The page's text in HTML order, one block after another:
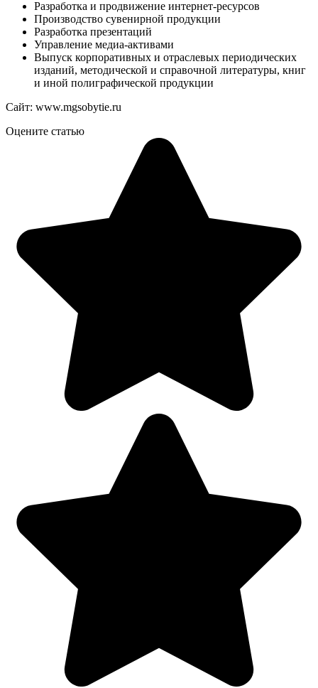
Разработка и продвижение интернет-ресурсов
Производство сувенирной продукции
Разработка презентаций
Управление медиа-активами
Выпуск корпоративных и отраслевых периодических
изданий, методической и справочной литературы, книг
и иной полиграфической продукции
Сайт: www.mgsobytie.ru
Оцените статью